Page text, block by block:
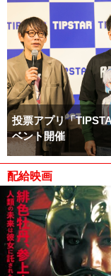
投票アプリ「
ベント開催
配給映画